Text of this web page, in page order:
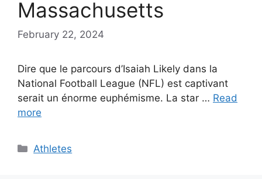
Massachusetts
February 22, 2024
Dire que le parcours d’Isaiah Likely dans la
National Football League (NFL) est captivant
serait un énorme euphémisme. La star … Read
more
Categories
Athletes